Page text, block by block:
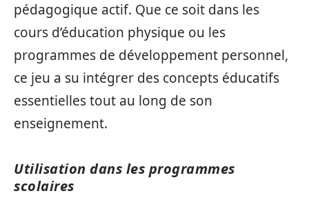
pédagogique actif. Que ce soit dans les
cours d’éducation physique ou les
programmes de développement personnel,
ce jeu a su intégrer des concepts éducatifs
essentielles tout au long de son
enseignement.
Utilisation dans les programmes
scolaires